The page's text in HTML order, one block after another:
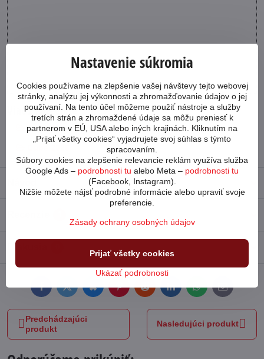
Viac z kategórie
Detské Veľkosť kolies 16 Bicykle
Diskusia
FacebookTwitterBlueskyPinterestRedditLinkedInWhatsApp
E-
mail
Predchádzajúci
produkt
Nasledujúci produkt
Nastavenie súkromia
Cookies používame na zlepšenie vašej návštevy tejto webovej
stránky, analýzu jej výkonnosti a zhromažďovanie údajov o jej
používaní. Na tento účel môžeme použiť nástroje a služby
tretích strán a zhromaždené údaje sa môžu preniesť k
partnerom v EÚ, USA alebo iných krajinách. Kliknutím na
„Prijať všetky cookies“ vyjadrujete svoj súhlas s týmto
spracovaním.
Súbory cookies na zlepšenie relevancie reklám využíva služba
Google Ads – podrobnosti tu alebo Meta – podrobnosti tu
(Facebook, Instagram).
Nižšie môžete nájsť podrobné informácie alebo upraviť svoje
preferencie.
Zásady ochrany osobných údajov
Ukázať podrobnosti
Prijať všetky cookies